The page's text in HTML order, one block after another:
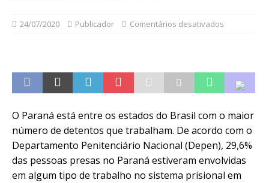
24/07/2020 Publicador Comentários desativados
O Paraná está entre os estados do Brasil com o maior
número de detentos que trabalham. De acordo com o
Departamento Penitenciário Nacional (Depen), 29,6%
das pessoas presas no Paraná estiveram envolvidas
em algum tipo de trabalho no sistema prisional em